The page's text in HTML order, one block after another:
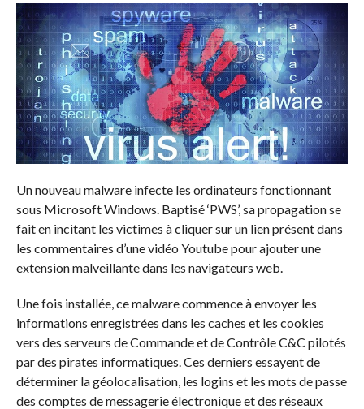
Un nouveau malware infecte les ordinateurs fonctionnant
sous Microsoft Windows. Baptisé ‘PWS’, sa propagation se
fait en incitant les victimes à cliquer sur un lien présent dans
les commentaires d’une vidéo Youtube pour ajouter une
extension malveillante dans les navigateurs web.
Une fois installée, ce malware commence à envoyer les
informations enregistrées dans les caches et les cookies
vers des serveurs de Commande et de Contrôle C&C pilotés
par des pirates informatiques. Ces derniers essayent de
déterminer la géolocalisation, les logins et les mots de passe
des comptes de messagerie électronique et des réseaux